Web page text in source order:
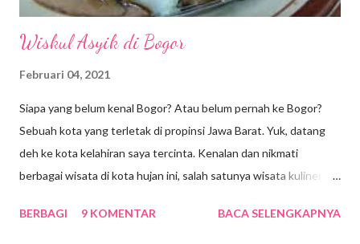
Wiskul Asyik di Bogor
Februari 04, 2021
Siapa yang belum kenal Bogor? Atau belum pernah ke Bogor?
Sebuah kota yang terletak di propinsi Jawa Barat. Yuk, datang
deh ke kota kelahiran saya tercinta. Kenalan dan nikmati
berbagai wisata di kota hujan ini, salah satunya wisata kuliner
miniaturnya Bandung, banyak tempat wisata yang asyik dan
BERBAGI 9 KOMENTAR BACA SELENGKAPNYA